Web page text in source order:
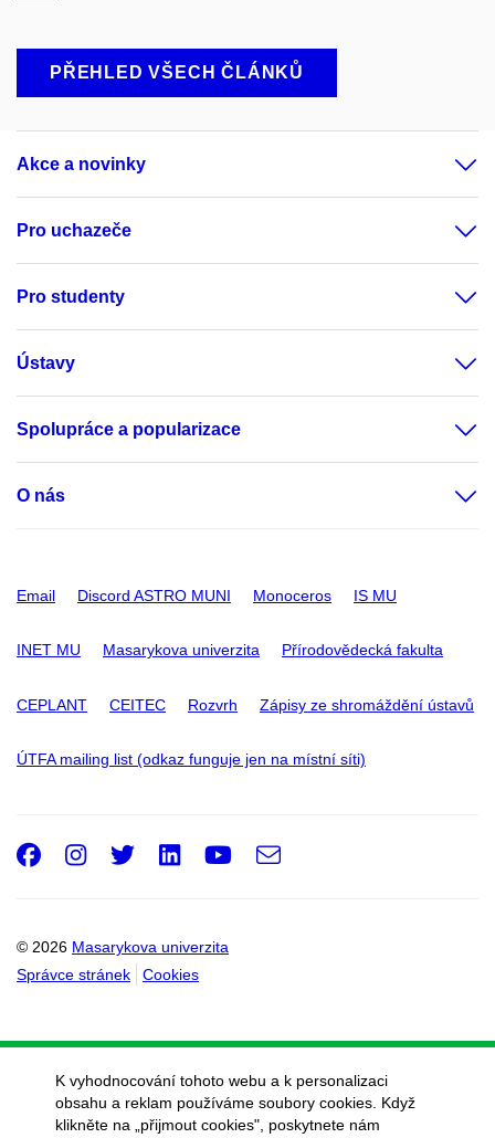
PŘEHLED VŠECH ČLÁNKŮ
Akce a novinky
Pro uchazeče
Pro studenty
Ústavy
Spolupráce a popularizace
O nás
Email Discord ASTRO MUNI Monoceros IS MU
INET MU Masarykova univerzita Přírodovědecká fakulta
CEPLANT CEITEC Rozvrh Zápisy ze shromáždění ústavů
ÚTFA mailing list (odkaz funguje jen na místní síti)
© 2026 Masarykova univerzita
Správce stránek
Cookies
Facebook
Instagram
Twitter
LinkedIn
Youtube
e-
K vyhodnocování tohoto webu a k personalizaci
obsahu a reklam používáme soubory cookies. Když
klikněte na „přijmout cookies", poskytnete nám